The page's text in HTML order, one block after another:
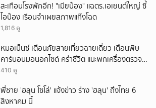
สะเทือนโรงพักอีก! "เมียป๋อง" แฉตร.เอเยนต์ใหญ่ ซี้
ไอป๋อง เรือนจำเผยสภาพแก๊งโฉด
1,816 ดู
หมอเบ็นซ์ เตือนภัยสายเที่ยวฉายเดี่ยว เตือนพิษ
คาร์บอนมอนอกไซด์ คร่าชีวิต แนะพกเครื่องตรวจ
วัดติดตัว
410 ดู
พี่ชาย 'ฮลุน โซโล่' แจ้งข่าว ร่าง 'ฮลุน' ถึงไทย 6
สิงหาคม นี้